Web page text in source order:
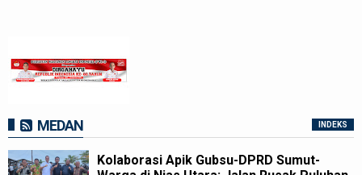
MEDAN INDEKS
Kolaborasi Apik Gubsu-DPRD Sumut-